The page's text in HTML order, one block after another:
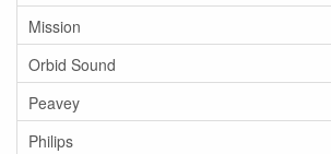
Mission
Orbid Sound
Peavey
Philips